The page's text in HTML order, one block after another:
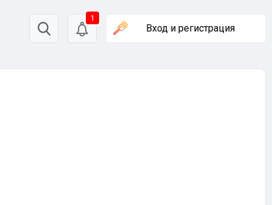
1
Вход и регистрация